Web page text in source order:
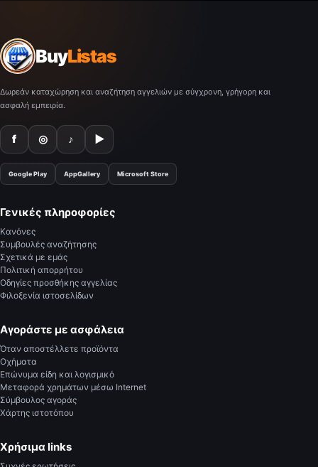
BuyListas
Δωρεάν καταχώρηση και αναζήτηση αγγελιών με σύγχρονη, γρήγορη και
ασφαλή εμπειρία.
f ◎ ♪ ▶
Google Play AppGallery Microsoft Store
Γενικές πληροφορίες
Κανόνες
Συμβουλές αναζήτησης
Σχετικά με εμάς
Πολιτική απορρήτου
Οδηγίες προσθήκης αγγελίας
Φιλοξενία ιστοσελίδων
Αγοράστε με ασφάλεια
Όταν αποστέλλετε προϊόντα
Οχήματα
Επώνυμα είδη και λογισμικό
Μεταφορά χρημάτων μέσω Internet
Σύμβουλος αγοράς
Χάρτης ιστοτόπου
Χρήσιμα links